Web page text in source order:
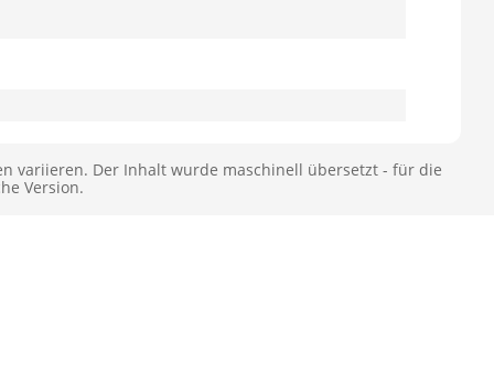
variieren. Der Inhalt wurde maschinell übersetzt - für die
Version.